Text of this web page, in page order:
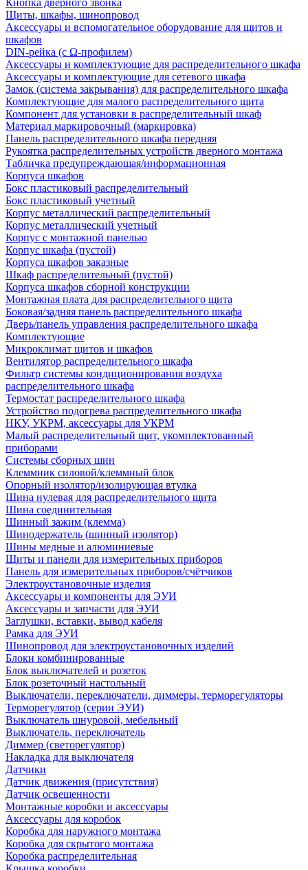
Кнопка дверного звонка
Щиты, шкафы, шинопровод
Аксессуары и вспомогательное оборудование для щитов и
шкафов
DIN-рейка (с Ω-профилем)
Аксессуары и комплектующие для распределительного шкафа
Аксессуары и комплектующие для сетевого шкафа
Замок (система закрывания) для распределительного шкафа
Комплектующие для малого распределительного щита
Компонент для установки в распределительный шкаф
Материал маркировочный (маркировка)
Панель распределительного шкафа передняя
Рукоятка распределительных устройств дверного монтажа
Табличка предупреждающая/информационная
Корпуса шкафов
Бокс пластиковый распределительный
Бокс пластиковый учетный
Корпус металлический распределительный
Корпус металлический учетный
Корпус с монтажной панелью
Корпус шкафа (пустой)
Корпуса шкафов заказные
Шкаф распределительный (пустой)
Корпуса шкафов сборной конструкции
Монтажная плата для распределительного щита
Боковая/задняя панель распределительного шкафа
Дверь/панель управления распределительного шкафа
Комплектующие
Микроклимат щитов и шкафов
Вентилятор распределительного шкафа
Фильтр системы кондиционирования воздуха
распределительного шкафа
Термостат распределительного шкафа
Устройство подогрева распределительного шкафа
НКУ, УКРМ, аксессуары для УКРМ
Малый распределительный щит, укомплектованный
приборами
Системы сборных шин
Клеммник силовой/клеммный блок
Опорный изолятор/изолирующая втулка
Шина нулевая для распределительного щита
Шина соединительная
Шинный зажим (клемма)
Шинодержатель (шинный изолятор)
Шины медные и алюминиевые
Щиты и панели для измерительных приборов
Панель для измерительных приборов/счётчиков
Электроустановочные изделия
Аксессуары и компоненты для ЭУИ
Аксессуары и запчасти для ЭУИ
Заглушки, вставки, вывод кабеля
Рамка для ЭУИ
Шинопровод для электроустановочных изделий
Блоки комбинированные
Блок выключателей и розеток
Блок розеточный настольный
Выключатели, переключатели, диммеры, терморегуляторы
Терморегулятор (серии ЭУИ)
Выключатель шнуровой, мебельный
Выключатель, переключатель
Диммер (светорегулятор)
Накладка для выключателя
Датчики
Датчик движения (присутствия)
Датчик освещенности
Монтажные коробки и аксессуары
Аксессуары для коробок
Коробка для наружного монтажа
Коробка для скрытого монтажа
Коробка распределительная